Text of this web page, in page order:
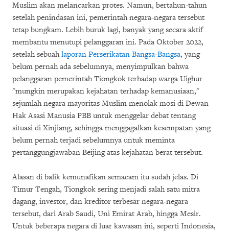
Muslim akan melancarkan protes. Namun, bertahun-tahun
setelah penindasan ini, pemerintah negara-negara tersebut
tetap bungkam. Lebih buruk lagi, banyak yang secara aktif
membantu menutupi pelanggaran ini. Pada Oktober 2022,
setelah sebuahlaporan Perserikatan Bangsa-Bangsa, yang
belum pernah ada sebelumnya, menyimpulkan bahwa
pelanggaran pemerintah Tiongkok terhadap warga Uighur
"mungkin merupakan kejahatan terhadap kemanusiaan,"
sejumlah negara mayoritas Muslim menolak mosi di Dewan
Hak Asasi Manusia PBB untuk menggelar debat tentang
situasi di Xinjiang, sehingga menggagalkan kesempatan yang
belum pernah terjadi sebelumnya untuk meminta
pertanggungjawaban Beijing atas kejahatan berat tersebut.
Alasan di balik kemunafikan semacam itu sudah jelas. Di
Timur Tengah, Tiongkok sering menjadi salah satu mitra
dagang, investor, dan kreditor terbesar negara-negara
tersebut, dari Arab Saudi, Uni Emirat Arab, hingga Mesir.
Untuk beberapa negara di luar kawasan ini, seperti Indonesia,